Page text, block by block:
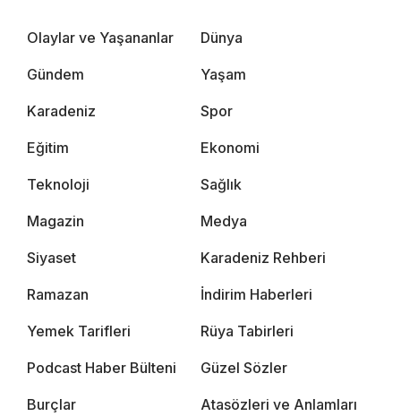
Olaylar ve Yaşananlar Dünya
Gündem Yaşam
Karadeniz Spor
Eğitim Ekonomi
Teknoloji Sağlık
Magazin Medya
Siyaset Karadeniz Rehberi
Ramazan İndirim Haberleri
Yemek Tarifleri Rüya Tabirleri
Podcast Haber Bülteni Güzel Sözler
Burçlar Atasözleri ve Anlamları